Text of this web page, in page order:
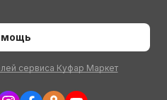
сервиса Куфар Маркет